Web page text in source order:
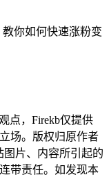
你如何快速涨粉变
点，Firekb仅提供
场。版权归原作者
片、内容所引起的
带责任。如发现本